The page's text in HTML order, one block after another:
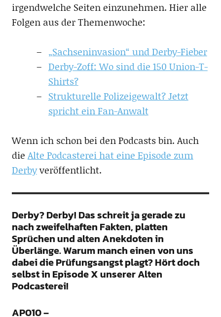
irgendwelche Seiten einzunehmen. Hier alle
Folgen aus der Themenwoche:
„Sachseninvasion“ und Derby-Fieber
Derby-Zoff: Wo sind die 150 Union-T-
Shirts?
Strukturelle Polizeigewalt? Jetzt
spricht ein Fan-Anwalt
Wenn ich schon bei den Podcasts bin. Auch
die Alte Podcasterei hat eine Episode zum
Derbyveröffentlicht.
Derby? Derby! Das schreit ja gerade zu
nach zweifelhaften Fakten, platten
Sprüchen und alten Anekdoten in
Überlänge. Warum manch einen von uns
dabei die Prüfungsangst plagt? Hört doch
selbst in Episode X unserer Alten
Podcasterei!
AP010 –